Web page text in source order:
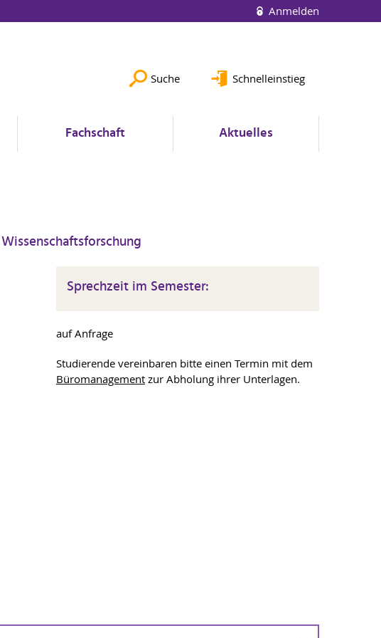
Anmelden
Suche Schnelleinstieg
Fachschaft Aktuelles
Sprechzeit im Semester:
auf Anfrage
Studierende vereinbaren bitte einen Termin mit dem
Büromanagement zur Abholung ihrer Unterlagen.